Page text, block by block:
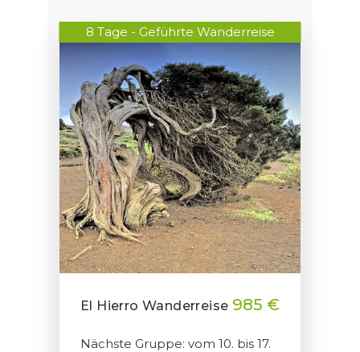
8 Tage - Geführte Wanderreise
El Hierro Wanderreise 985 €
Nächste Gruppe: vom 10. bis 17.